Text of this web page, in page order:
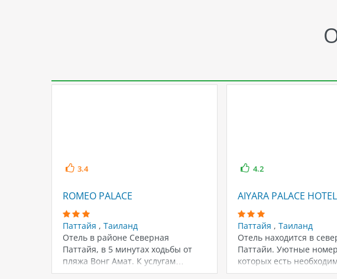
3.4
ROMEO PALACE
Паттайя , Таиланд
Отель в районе Северная
Паттайя, в 5 минутах ходьбы от
пляжа Вонг Амат. К услугам…
4.2
AIYARA PALACE HOTEL
Паттайя , Таиланд
Отель находится в
Паттайи. Уютные
которых есть
проживания: